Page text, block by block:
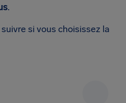
.
si vous choisissez la